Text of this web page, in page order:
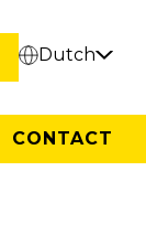
Dutch
CONTACT